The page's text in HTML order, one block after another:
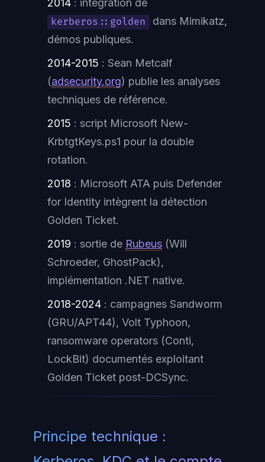
2014 : intégration de
kerberos::golden
dans Mimikatz,
démos publiques.
2014-2015 : Sean Metcalf
(adsecurity.org) publie les analyses
techniques de référence.
2015 : script Microsoft New-
KrbtgtKeys.ps1 pour la double
rotation.
2018 : Microsoft ATA puis Defender
for Identity intègrent la détection
Golden Ticket.
2019 : sortie de Rubeus (Will
Schroeder, GhostPack),
implémentation .NET native.
2018-2024 : campagnes Sandworm
(GRU/APT44), Volt Typhoon,
ransomware operators (Conti,
LockBit) documentés exploitant
Golden Ticket post-DCSync.
Principe technique :